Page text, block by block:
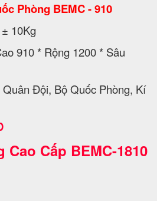
Phòng BEMC - 910
10Kg
910 * Rộng 1200 * Sâu
Đội, Bộ Quốc Phòng, Kí
Cấp BEMC-1810